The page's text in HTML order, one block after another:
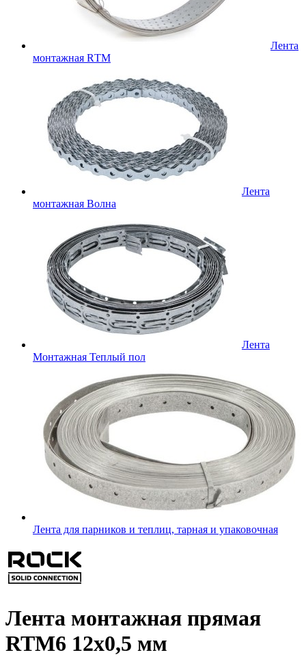
Лента
монтажная RТМ
Лента
монтажная Волна
Лента
Монтажная Теплый пол
Лента для парников и теплиц, тарная и упаковочная
Лента монтажная прямая
RTM6 12x0,5 мм